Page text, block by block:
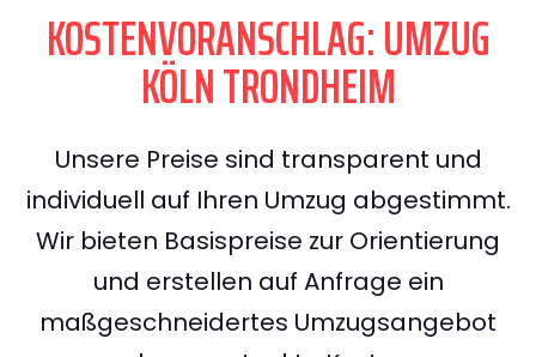
KOSTENVORANSCHLAG: UMZUG
KÖLN TRONDHEIM
Unsere Preise sind transparent und
individuell auf Ihren Umzug abgestimmt.
Wir bieten Basispreise zur Orientierung
und erstellen auf Anfrage ein
maßgeschneidertes Umzugsangebot